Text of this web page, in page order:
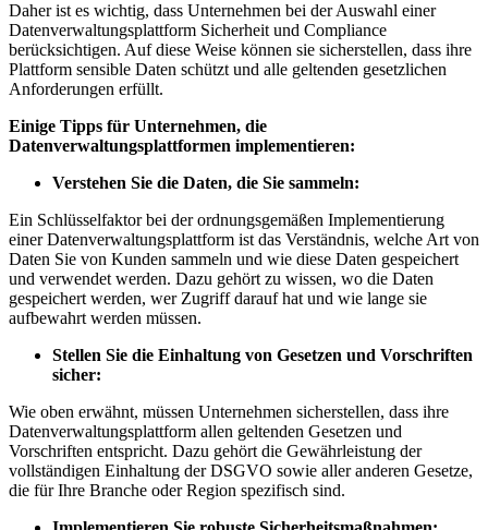
Daher ist es wichtig, dass Unternehmen bei der Auswahl einer
Datenverwaltungsplattform Sicherheit und Compliance
berücksichtigen. Auf diese Weise können sie sicherstellen, dass ihre
Plattform sensible Daten schützt und alle geltenden gesetzlichen
Anforderungen erfüllt.
Einige Tipps für Unternehmen, die
Datenverwaltungsplattformen implementieren:
Verstehen Sie die Daten, die Sie sammeln:
Ein Schlüsselfaktor bei der ordnungsgemäßen Implementierung
einer Datenverwaltungsplattform ist das Verständnis, welche Art von
Daten Sie von Kunden sammeln und wie diese Daten gespeichert
und verwendet werden. Dazu gehört zu wissen, wo die Daten
gespeichert werden, wer Zugriff darauf hat und wie lange sie
aufbewahrt werden müssen.
Stellen Sie die Einhaltung von Gesetzen und Vorschriften
sicher:
Wie oben erwähnt, müssen Unternehmen sicherstellen, dass ihre
Datenverwaltungsplattform allen geltenden Gesetzen und
Vorschriften entspricht. Dazu gehört die Gewährleistung der
vollständigen Einhaltung der DSGVO sowie aller anderen Gesetze,
die für Ihre Branche oder Region spezifisch sind.